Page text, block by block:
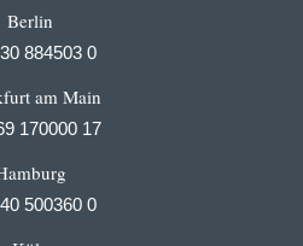
Berlin
884503 0
am Main
170000 17
500360 0